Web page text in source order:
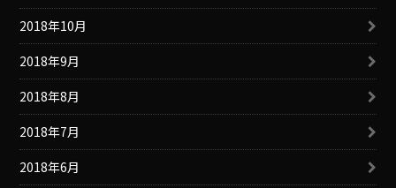
2018年10月
2018年9月
2018年8月
2018年7月
2018年6月